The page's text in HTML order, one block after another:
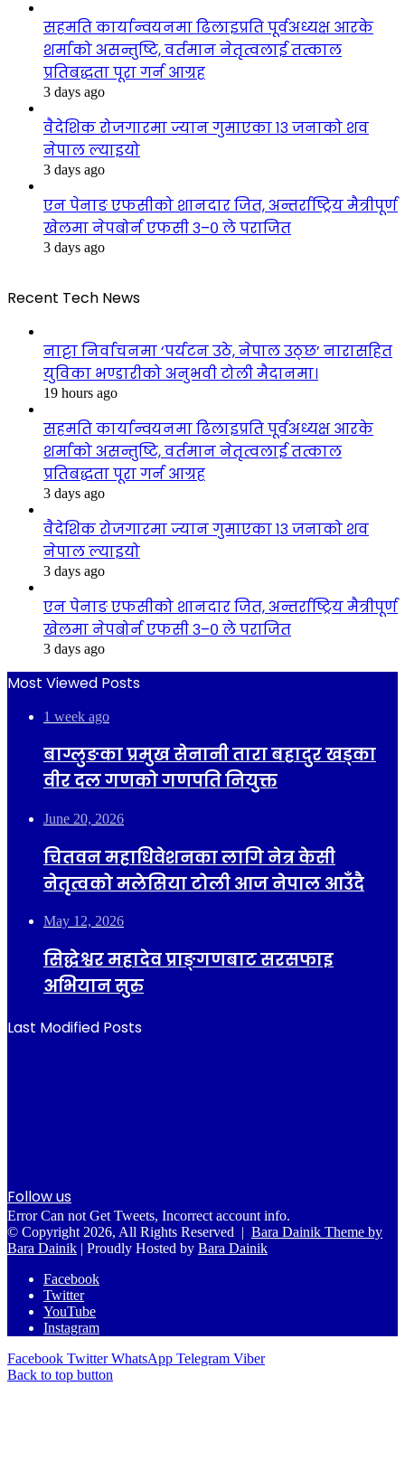
सहमति कार्यान्वयनमा ढिलाइप्रति पूर्वअध्यक्ष आरके
शर्माको असन्तुष्टि, वर्तमान नेतृत्वलाई तत्काल
प्रतिबद्धता पूरा गर्न आग्रह
3 days ago
वैदेशिक रोजगारमा ज्यान गुमाएका १३ जनाको शव
नेपाल ल्याइयो
3 days ago
एन पेनाङ एफसीको शानदार जित, अन्तर्राष्ट्रिय मैत्रीपूर्ण
खेलमा नेपबोर्न एफसी ३–० ले पराजित
3 days ago
Recent Tech News
नाट्टा निर्वाचनमा ‘पर्यटन उठे, नेपाल उठ्छ’ नारासहित
युविका भण्डारीको अनुभवी टोली मैदानमा।
19 hours ago
सहमति कार्यान्वयनमा ढिलाइप्रति पूर्वअध्यक्ष आरके
शर्माको असन्तुष्टि, वर्तमान नेतृत्वलाई तत्काल
प्रतिबद्धता पूरा गर्न आग्रह
3 days ago
वैदेशिक रोजगारमा ज्यान गुमाएका १३ जनाको शव
नेपाल ल्याइयो
3 days ago
एन पेनाङ एफसीको शानदार जित, अन्तर्राष्ट्रिय मैत्रीपूर्ण
खेलमा नेपबोर्न एफसी ३–० ले पराजित
3 days ago
Most Viewed Posts
1 week ago
बाग्लुङका प्रमुख सेनानी तारा बहादुर खड्का
वीर दल गणको गणपति नियुक्त
June 20, 2026
चितवन महाधिवेशनका लागि नेत्र केसी
नेतृत्वको मलेसिया टोली आज नेपाल आउँदै
May 12, 2026
सिद्धेश्वर महादेव प्राङ्गणबाट सरसफाइ
अभियान सुरु
Last Modified Posts
Follow us
Error Can not Get Tweets, Incorrect account info.
© Copyright 2026, All Rights Reserved | Bara Dainik Theme by
Bara Dainik | Proudly Hosted by Bara Dainik
Facebook
Twitter
YouTube
Instagram
Facebook Twitter WhatsApp Telegram Viber
Back to top button